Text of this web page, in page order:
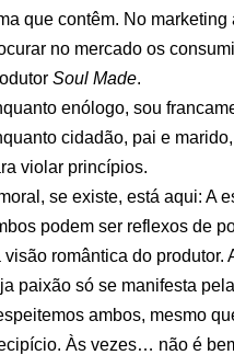
que contêm. No
no mercado os
Soul Made.
enólogo, sou
cidadão, pai e
violar princípios.
se existe, está aqui: A
podem ser reflexos de
visão romântica do produtor.
paixão só se manifesta
ambos, mesmo
Às vezes… não é